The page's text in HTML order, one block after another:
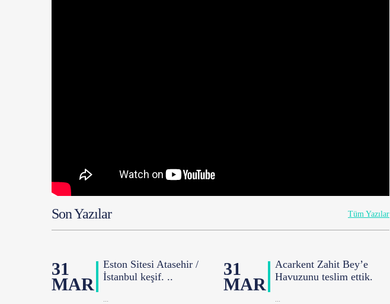
Son Yazılar Tüm Yazılar
31
MAR
Eston Sitesi Atasehir /
İstanbul keşif. ..
...
31
MAR
Acarkent Zahit Bey’e
Havuzunu teslim ettik.
...